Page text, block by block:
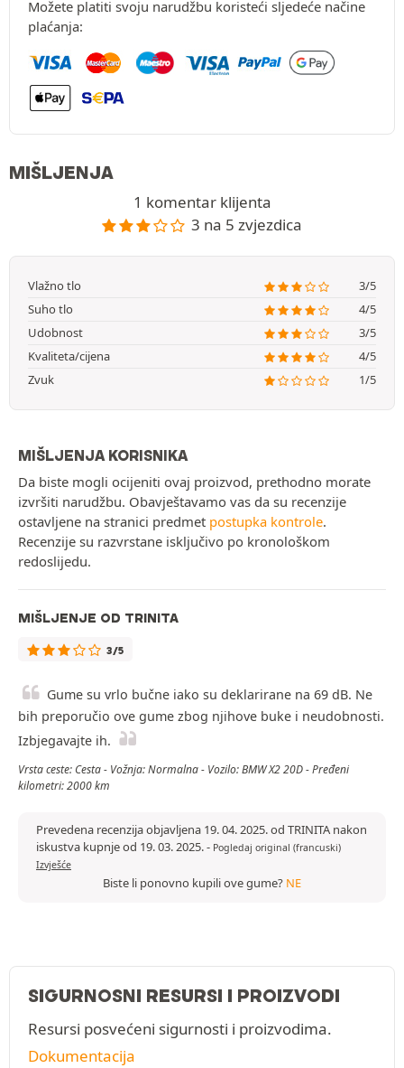
Možete platiti svoju narudžbu koristeći sljedeće načine
plaćanja:
MIŠLJENJA
1 komentar klijenta
3 na 5 zvjezdica
Vlažno tlo
3/5
Suho tlo
4/5
Udobnost
3/5
Kvaliteta/cijena
4/5
Zvuk
1/5
MIŠLJENJA KORISNIKA
Da biste mogli ocijeniti ovaj proizvod, prethodno morate
izvršiti narudžbu. Obavještavamo vas da su recenzije
ostavljene na stranici predmet postupka kontrole.
Recenzije su razvrstane isključivo po kronološkom
redoslijedu.
MIŠLJENJE OD TRINITA
3/5
Gume su vrlo bučne iako su deklarirane na 69 dB. Ne
bih preporučio ove gume zbog njihove buke i neudobnosti.
Izbjegavajte ih.
Vrsta ceste: Cesta - Vožnja: Normalna - Vozilo: BMW X2 20D - Pređeni
kilometri: 2000 km
Prevedena recenzija objavljena 19. 04. 2025. od TRINITA nakon
iskustva kupnje od 19. 03. 2025.- Pogledaj original (francuski)
Izvješće
Biste li ponovno kupili ove gume? NE
SIGURNOSNI RESURSI I PROIZVODI
Resursi posvećeni sigurnosti i proizvodima.
Dokumentacija